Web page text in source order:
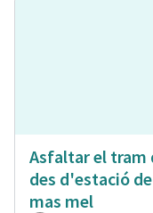
Asfaltar el tram
des d'estació
mas mel